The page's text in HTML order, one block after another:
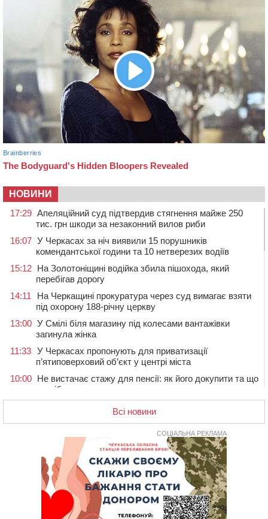
НОВИНИ
17:29 Апеляційний суд підтвердив стягнення майже 250
тис. грн шкоди за незаконний вилов риби
16:07 У Черкасах за ніч виявили 15 порушників
комендантської години та 10 нетверезих водіїв
15:12
На Золотоніщині водійка збила пішохода, який
перебігав дорогу
14:11
На Черкащині прокуратура через суд вимагає взяти
під охорону 188-річну церкву
13:00 У Смілі біля магазину під колесами вантажівки
загинула жінка
11:33 У Черкасах пропонують для приватизації
п’ятиповерховий об’єкт у центрі міста
10:00
Не вистачає стажу для пенсії: як його докупити та що
потрібно знати
У Черкасах виявили низку недоліків у гуртожитку, де
На Черкащині врятували рідкісного чорного грифа
(ФОТО)
Черкаси виділять близько 20 млн грн на роботу
ліцею “Перспектива” до кінця року
На Уманщині суд припинив право оренди земельних
Всі новини
СОЦІАЛЬНА РЕКЛАМА